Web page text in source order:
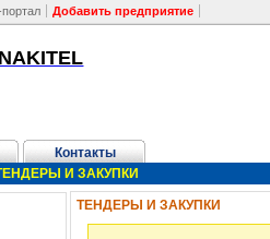
Добавить предприятие
NAKITEL
Контакты
И ЗАКУПКИ
ТЕНДЕРЫ И ЗАКУПКИ